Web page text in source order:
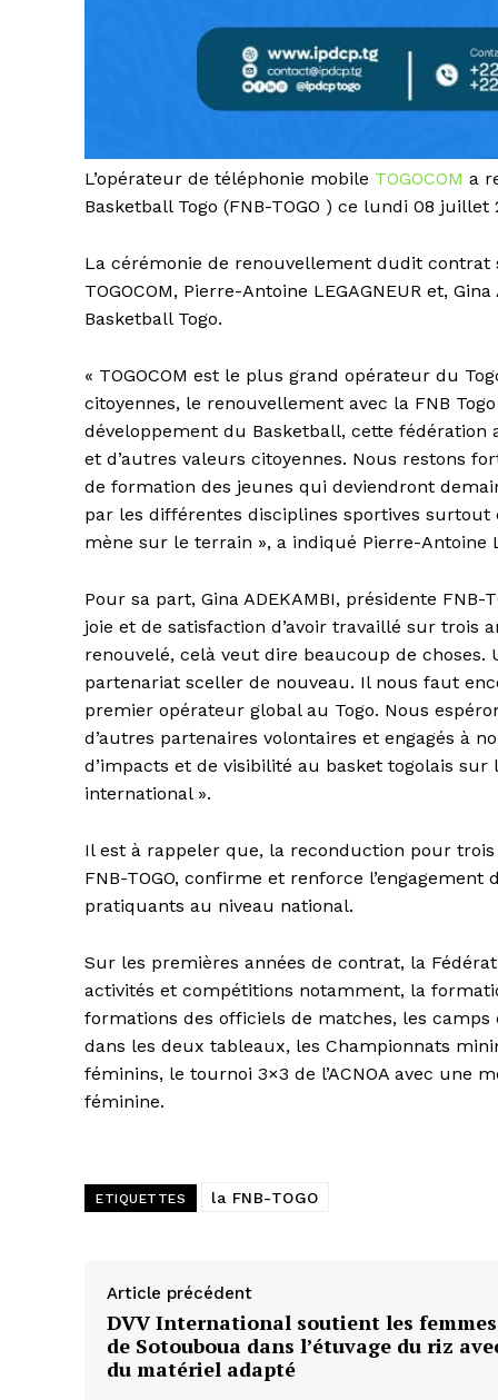
L’opérateur de téléphonie mobile TOGOCOM a
Basketball Togo (FNB-TOGO ) ce lundi 08
La cérémonie de renouvellement dudit contrat
TOGOCOM, Pierre-Antoine LEGAGNEUR et,
Basketball Togo.
« TOGOCOM est le plus grand opérateur du
citoyennes, le renouvellement avec la FNB
développement du Basketball, cette
et d’autres valeurs citoyennes. Nous restons
de formation des jeunes qui deviendront
par les différentes disciplines sportives surtout
mène sur le terrain », a indiqué Pierre-Antoine
Pour sa part, Gina ADEKAMBI, présidente
joie et de satisfaction d’avoir travaillé sur trois
renouvelé, celà veut dire beaucoup de
partenariat sceller de nouveau. Il nous faut
premier opérateur global au Togo. Nous
d’autres partenaires volontaires et engagés à
d’impacts et de visibilité au basket togolais
international ».
Il est à rappeler que, la reconduction pour
FNB-TOGO, confirme et renforce
pratiquants au niveau national.
Sur les premières années de contrat, la
activités et compétitions notamment, la
formations des officiels de matches, les
dans les deux tableaux, les Championnats
féminins, le tournoi 3×3 de l’ACNOA avec une
féminine.
ETIQUETTES la FNB-TOGO
Article précédent
DVV International soutient les femmes
de Sotouboua dans l’étuvage du riz
du matériel adapté